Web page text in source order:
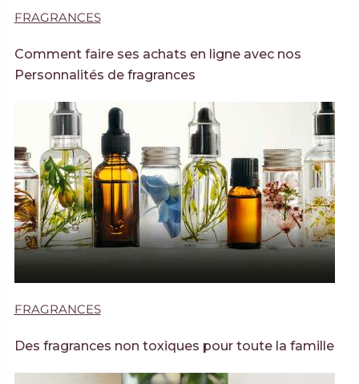
FRAGRANCES
Comment faire ses achats en ligne avec nos
Personnalités de fragrances
FRAGRANCES
Des fragrances non toxiques pour toute la famille